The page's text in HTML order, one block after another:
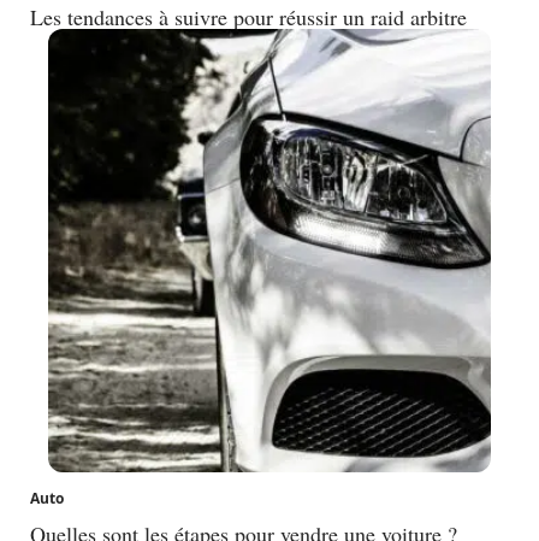
Les tendances à suivre pour réussir un raid arbitre
Auto
Quelles sont les étapes pour vendre une voiture ?